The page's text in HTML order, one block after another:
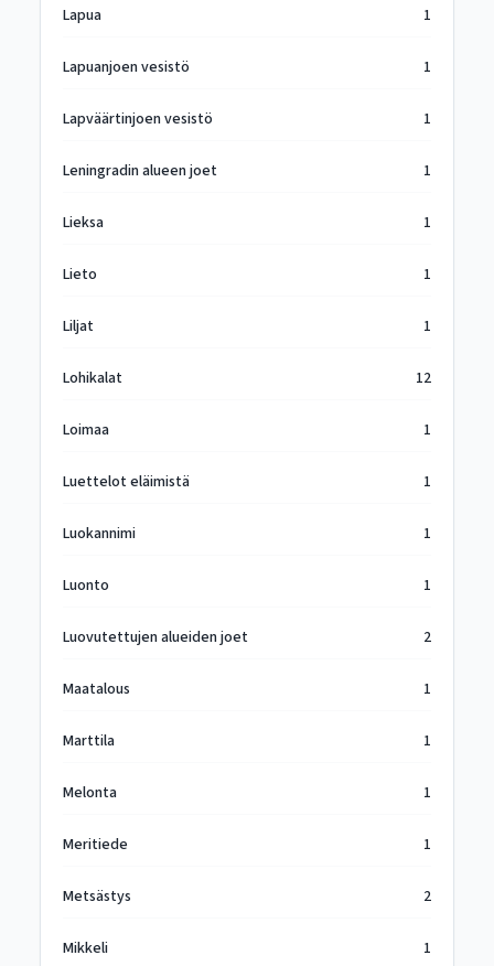
Lapua 1
Lapuanjoen vesistö 1
Lapväärtinjoen vesistö 1
Leningradin alueen joet 1
Lieksa 1
Lieto 1
Liljat 1
Lohikalat 12
Loimaa 1
Luettelot eläimistä 1
Luokannimi 1
Luonto 1
Luovutettujen alueiden joet 2
Maatalous 1
Marttila 1
Melonta 1
Meritiede 1
Metsästys 2
Mikkeli 1